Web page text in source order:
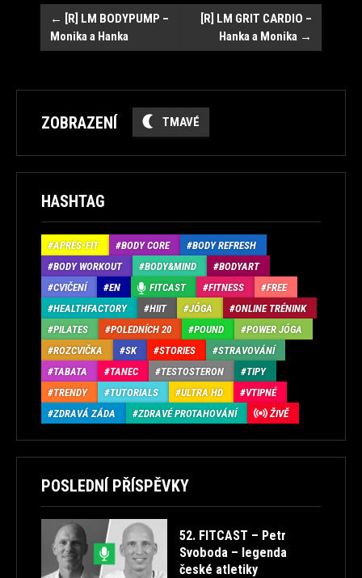
Navigace
← [R] LM BODYPUMP –
Monika a Hanka
[R] LM GRIT CARDIO –
Hanka a Monika →
ZOBRAZENÍ TMAVÉ
HASHTAG
APRÉS-FIT BODY CORE
BODY REFRESH
BODY WORKOUT
BODY&MIND
BODYART
CVIČENÍ
EN FITCAST FITNESS
FREE
HEALTHFACTORY
HIIT JÓGA
ONLINE TRÉNINK
PILATES
POLEDNÍCH 20 POUND
POWER JÓGA
ROZCVIČKA
SK STORIES
STRAVOVÁNÍ
TABATA
TANEC TESTOSTERON
TIPY
TRENDY
TUTORIALS ULTRA HD
VTIPNÉ
ZDRAVÁ ZÁDA
ZDRAVÉ PROTAHOVÁNÍ ŽIVĚ
POSLEDNÍ PŘÍSPĚVKY
52. FITCAST – Petr
Svoboda – legenda
české atletiky